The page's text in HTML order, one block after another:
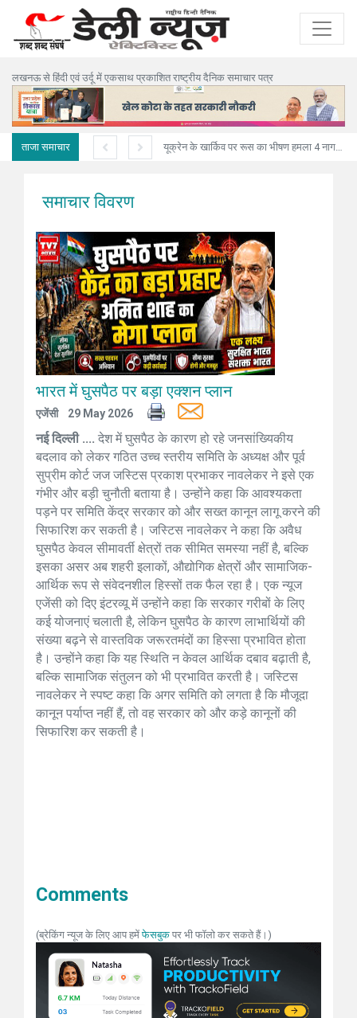
लखनऊ से हिंदी एवं उर्दू में एकसाथ प्रकाशित राष्ट्रीय दैनिक समाचार पत्र
ताजा समाचार यूक्रेन के खार्किव पर रूस का भीषण हमला 4 नागरिकों की मौत, 10 घायल
समाचार विवरण
भारत में घुसपैठ पर बड़ा एक्शन प्लान
एजेंसी 29 May 2026
नई दिल्ली .... देश में घुसपैठ के कारण हो रहे जनसांख्यिकीय
बदलाव को लेकर गठित उच्च स्तरीय समिति के अध्यक्ष और पूर्व
सुप्रीम कोर्ट जज जस्टिस प्रकाश प्रभाकर नावलेकर ने इसे एक
गंभीर और बड़ी चुनौती बताया है। उन्होंने कहा कि आवश्यकता
पड़ने पर समिति केंद्र सरकार को और सख्त कानून लागू करने की
सिफारिश कर सकती है। जस्टिस नावलेकर ने कहा कि अवैध
घुसपैठ केवल सीमावर्ती क्षेत्रों तक सीमित समस्या नहीं है, बल्कि
इसका असर अब शहरी इलाकों, औद्योगिक क्षेत्रों और सामाजिक-
आर्थिक रूप से संवेदनशील हिस्सों तक फैल रहा है। एक न्यूज
एजेंसी को दिए इंटरव्यू में उन्होंने कहा कि सरकार गरीबों के लिए
कई योजनाएं चलाती है, लेकिन घुसपैठ के कारण लाभार्थियों की
संख्या बढ़ने से वास्तविक जरूरतमंदों का हिस्सा प्रभावित होता
है। उन्होंने कहा कि यह स्थिति न केवल आर्थिक दबाव बढ़ाती है,
बल्कि सामाजिक संतुलन को भी प्रभावित करती है। जस्टिस
नावलेकर ने स्पष्ट कहा कि अगर समिति को लगता है कि मौजूदा
कानून पर्याप्त नहीं हैं, तो वह सरकार को और कड़े कानूनों की
सिफारिश कर सकती है।
Comments
(ब्रेकिंग न्यूज के लिए आप हमेंफेसबुक पर भी फॉलो कर सकते हैं।)